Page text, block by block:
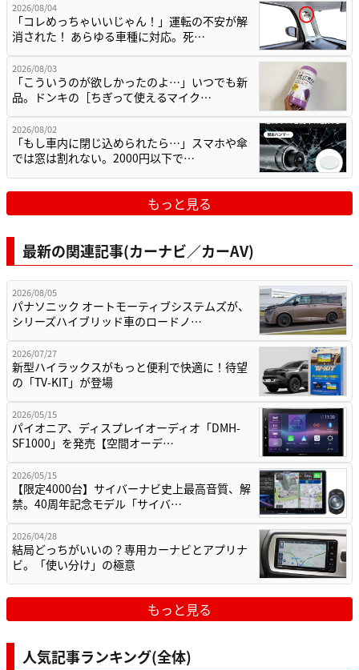
2026/08/04
「コレめっちゃいいじゃん！」運転の不安が解
消された！ あらゆる車種に対応。死…
2026/08/03
「こういうのが欲しかったのよ…」いつでも新
品。ドンキの［ちぎって使えるマイク…
2026/08/02
「もし車内に閉じ込められたら…」スマホや傘
では窓は割れない。2000円以下で…
もっと見る
最新の関連記事(カーナビ／カーAV)
2026/08/05
パナソニック オートモーティブシステムズが、
シリーズハイブリッド車のロードノ…
2026/07/27
新型ハイラックスがもっと便利で快適に！待望
の「TV-KIT」が登場
2026/05/15
パイオニア、ディスプレイオーディオ「DMH-
SF1000」を発売【空間オーデ…
2026/05/15
【限定4000台】サイバーナビ史上最高音質、解
禁。40周年記念モデル「サイバ…
2026/04/28
結局どっちがいいの？専用カーナビとアプリナ
ビ。「使い分け」の極意
もっと見る
人気記事ランキング(全体)